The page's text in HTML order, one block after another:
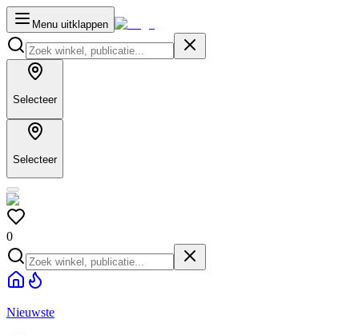
Menu uitklappen
Selecteer
Selecteer
0
Nieuwste